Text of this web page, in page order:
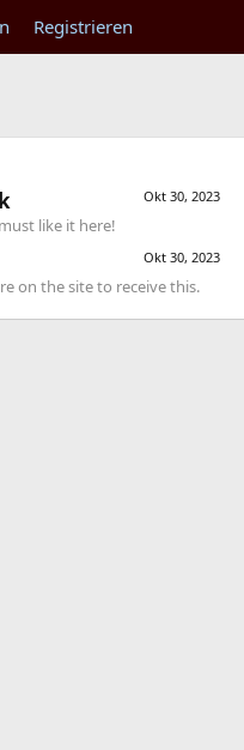
Registrieren
Okt 30, 2023
like it here!
Okt 30, 2023
on the site to receive this.